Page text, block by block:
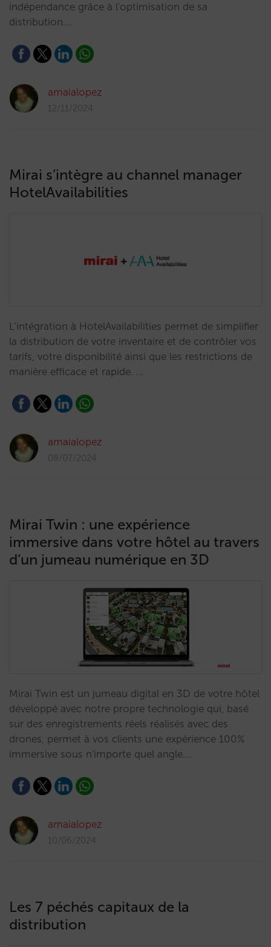
indépendance grâce à l'optimisation de sa
distribution.…
amaialopez
12/11/2024
Mirai s’intègre au channel manager
HotelAvailabilities
L’intégration à HotelAvailabilities permet de simplifier
la distribution de votre inventaire et de contrôler vos
tarifs, votre disponibilité ainsi que les restrictions de
manière efficace et rapide. …
amaialopez
08/07/2024
Mirai Twin : une expérience
immersive dans votre hôtel au travers
d’un jumeau numérique en 3D
Mirai Twin est un jumeau digital en 3D de votre hôtel
développé avec notre propre technologie qui, basé
sur des enregistrements réels réalisés avec des
drones, permet à vos clients une expérience 100%
immersive sous n'importe quel angle.…
amaialopez
10/06/2024
Les 7 péchés capitaux de la
distribution